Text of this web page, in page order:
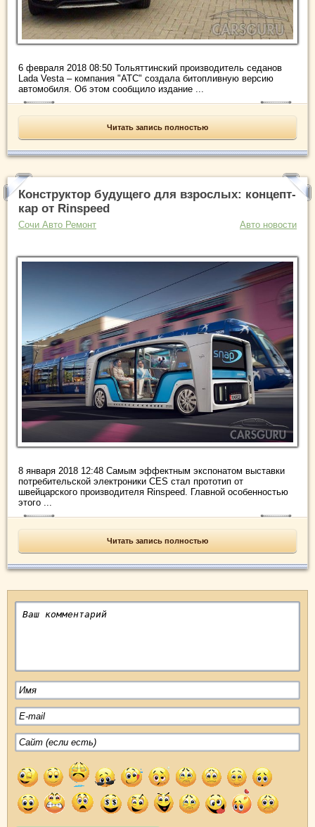
6 февраля 2018 08:50 Тольяттинский производитель седанов
Lada Vesta – компания "АТС" создала битопливную версию
автомобиля. Об этом сообщило издание ...
Читать запись полностью
Конструктор будущего для взрослых: концепт-
кар от Rinspeed
Сочи Авто Ремонт Авто новости
8 января 2018 12:48 Самым эффектным экспонатом выставки
потребительской электроники CES стал прототип от
швейцарского производителя Rinspeed. Главной особенностью
этого ...
Читать запись полностью